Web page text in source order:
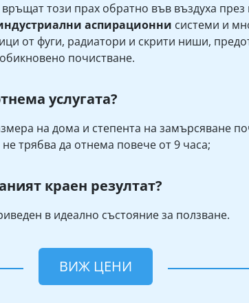
този прах обратно във въздуха
аспирационни системи и
от фуги, радиатори и скрити ниши,
почистване.
услугата?
на дома и степента на замърсяване
трябва да отнема повече от 9 часа;
краен резултат?
в идеално състояние за ползване.
ВИЖ ЦЕНИ